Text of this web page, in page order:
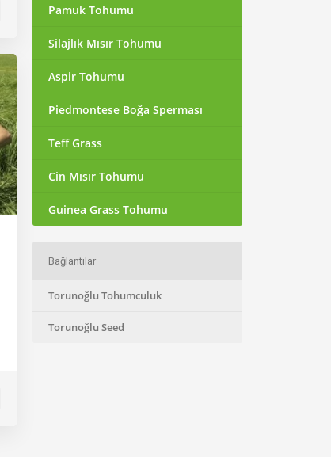
Pamuk Tohumu
Silajlık Mısır Tohumu
Aspir Tohumu
Piedmontese Boğa Sperması
Teff Grass
Cin Mısır Tohumu
Guinea Grass Tohumu
Bağlantılar
Torunoğlu Tohumculuk
Torunoğlu Seed